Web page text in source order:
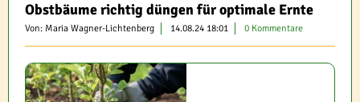
Obstbäume richtig düngen für optimale Ernte
Von: Maria Wagner-Lichtenberg 14.08.24 18:01 0 Kommentare